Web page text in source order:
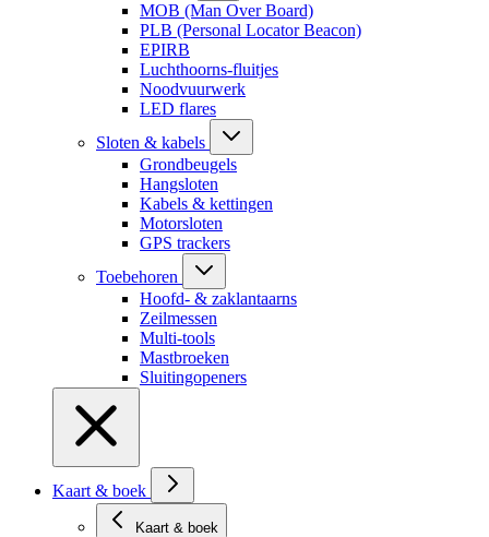
MOB (Man Over Board)
PLB (Personal Locator Beacon)
EPIRB
Luchthoorns-fluitjes
Noodvuurwerk
LED flares
Sloten & kabels
Grondbeugels
Hangsloten
Kabels & kettingen
Motorsloten
GPS trackers
Toebehoren
Hoofd- & zaklantaarns
Zeilmessen
Multi-tools
Mastbroeken
Sluitingopeners
Kaart & boek
Kaart & boek